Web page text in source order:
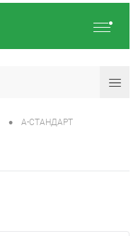
• А-СТАНДАРТ